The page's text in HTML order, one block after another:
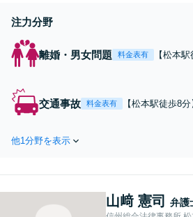
注力分野
離婚・男女問題 料金表有
【松本
男女問題
交通事故 料金表有
【松本駅徒歩8
他1分野を表示
山﨑 憲司 弁護